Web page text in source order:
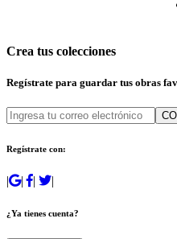
Crea tus colecciones
Regístrate para guardar tus obras
Regístrate con:
| | | |
¿Ya tienes cuenta?